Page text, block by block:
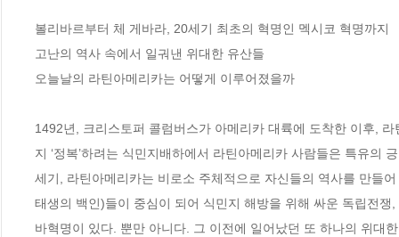
볼리바르부터 체 게바라, 20세기 최초의 혁명인 멕시코 혁명까지
고난의 역사 속에서 일궈낸 위대한 유산들
오늘날의 라틴아메리카는 어떻게 이루어졌을까
1492년, 크리스토퍼 콜럼버스가 아메리카 대륙에 도착한 이후,
지 ‘정복’하려는 식민지배하에서 라틴아메리카 사람들은 특유의
세기, 라틴아메리카는 비로소 주체적으로 자신들의 역사를 만들
태생의 백인)들이 중심이 되어 식민지 해방을 위해 싸운 독립전
바혁명이 있다. 뿐만 아니다. 그 이전에 일어났던 또 하나의 위대